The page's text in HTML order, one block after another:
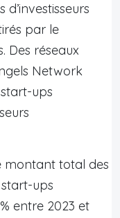
par le
Des réseaux
Network
ups
montant total des
ups
entre 2023 et